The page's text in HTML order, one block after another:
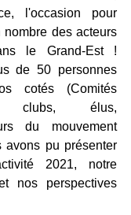
l'occasion pour
des acteurs
le Grand-Est !
de 50 personnes
cotés (Comités
clubs, élus,
du mouvement
avons pu présenter
2021, notre
nos perspectives